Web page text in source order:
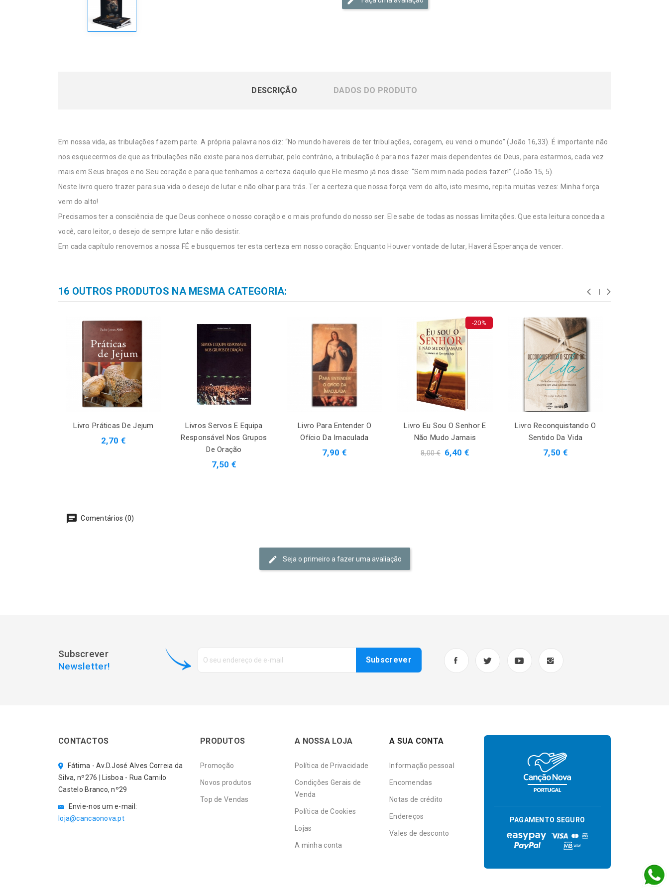
DESCRIÇÃO DADOS DO PRODUTO
Em nossa vida, as tribulações fazem parte. A própria palavra nos diz: “No mundo havereis de ter tribulações, coragem, eu venci o mundo” (João 16,33). É importante não
nos esquecermos de que as tribulações não existe para nos derrubar; pelo contrário, a tribulação é para nos fazer mais dependentes de Deus, para estarmos, cada vez
mais em Seus braços e no Seu coração e para que tenhamos a certeza daquilo que Ele mesmo já nos disse: “Sem mim nada podeis fazer!” (João 15, 5).
Neste livro quero trazer para sua vida o desejo de lutar e não olhar para trás. Ter a certeza que nossa força vem do alto, isto mesmo, repita muitas vezes: Minha força
vem do alto!
Precisamos ter a consciência de que Deus conhece o nosso coração e o mais profundo do nosso ser. Ele sabe de todas as nossas limitações. Que esta leitura conceda a
você, caro leitor, o desejo de sempre lutar e não desistir.
Em cada capítulo renovemos a nossa FÉ e busquemos ter esta certeza em nosso coração: Enquanto Houver vontade de lutar, Haverá Esperança de vencer.
16 OUTROS PRODUTOS NA MESMA CATEGORIA:
Livro Práticas De Jejum
2,70 €
Livros Servos E Equipa
Responsável Nos Grupos
De Oração
7,50 €
Livro Para Entender O
Ofício Da Imaculada
7,90 €
-20%
Livro Eu Sou O Senhor E
Não Mudo Jamais
8,00 € 6,40 €
Livro Reconquistando O
Sentido Da Vida
7,50 €
Comentários (0)
Seja o primeiro a fazer uma avaliação
Subscrever
Newsletter!
CONTACTOS
Fátima - Av.D.José Alves Correia da
Silva, nº276 | Lisboa - Rua Camilo
Castelo Branco, nº29
Envie-nos um e-mail:
loja@cancaonova.pt
PRODUTOS
Promoção
Novos produtos
Top de Vendas
A NOSSA LOJA
Política de Privacidade
Condições Gerais de
Venda
Política de Cookies
Lojas
A minha conta
A SUA CONTA
Informação pessoal
Encomendas
Notas de crédito
Endereços
Vales de desconto
PAGAMENTO SEGURO